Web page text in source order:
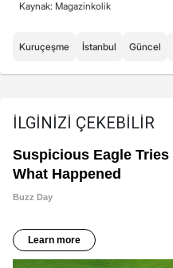
Kaynak: Magazinkolik
Kuruçeşme İstanbul Güncel